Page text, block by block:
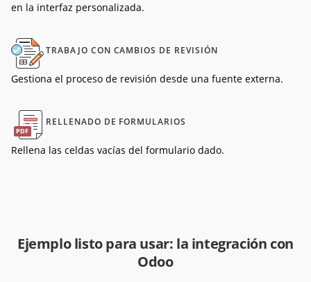
en la interfaz personalizada.
TRABAJO CON CAMBIOS DE REVISIÓN
Gestiona el proceso de revisión desde una fuente externa.
RELLENADO DE FORMULARIOS
Rellena las celdas vacías del formulario dado.
Ejemplo listo para usar: la integración con
Odoo